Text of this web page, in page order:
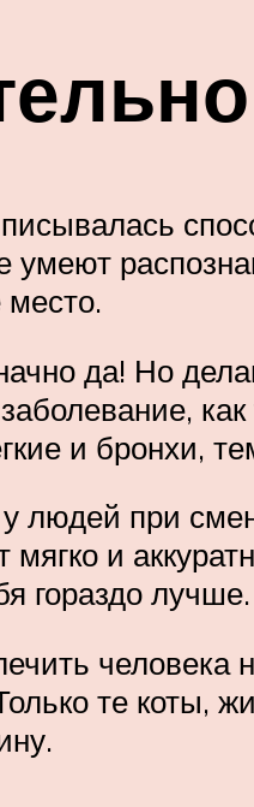
да! Но
и бронхи,
людей при
мягко и
гораздо лучше.
человека
те коты,